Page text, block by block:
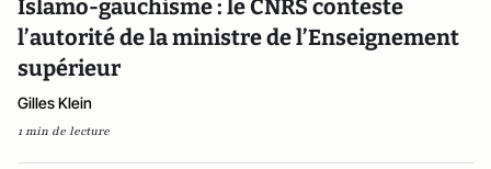
Islamo-gauchisme : le CNRS conteste
l’autorité de la ministre de l’Enseignement
supérieur
Gilles Klein
1 min de lecture